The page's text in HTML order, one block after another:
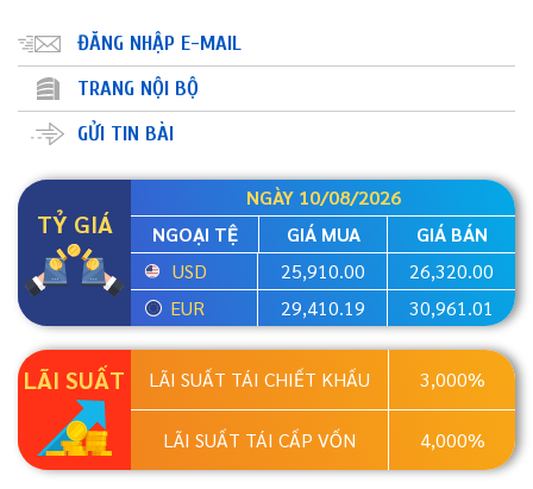
ĐĂNG NHẬP E-MAIL
TRANG NỘI BỘ
GỬI TIN BÀI
TỶ GIÁ
NGÀY 10/08/2026
NGOẠI TỆ
GIÁ MUA
GIÁ BÁN
USD
25,910.00
26,320.00
EUR
29,410.19 30,961.01
LÃI SUẤT LÃI SUẤT TÁI CHIẾT KHẤU 3,000%
LÃI SUẤT TÁI CẤP VỐN 4,000%